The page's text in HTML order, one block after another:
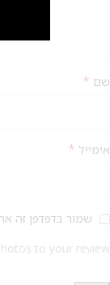
שם *
אימייל *
שמור בדפדפן זה
to your review.